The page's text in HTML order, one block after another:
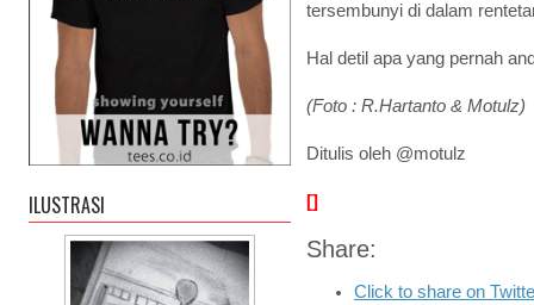
tersembunyi di dalam
Hal detil apa yang pernah
(Foto : R.Hartanto & Motulz)
Ditulis oleh @motulz
[]
Share:
Click to share on
ILUSTRASI